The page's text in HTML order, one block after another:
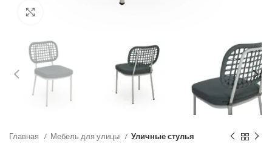
Главная Мебель для улицы Уличные стулья